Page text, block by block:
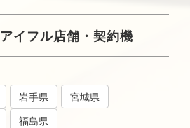
アイフル店舗・契約機
岩手県
宮城県
福島県